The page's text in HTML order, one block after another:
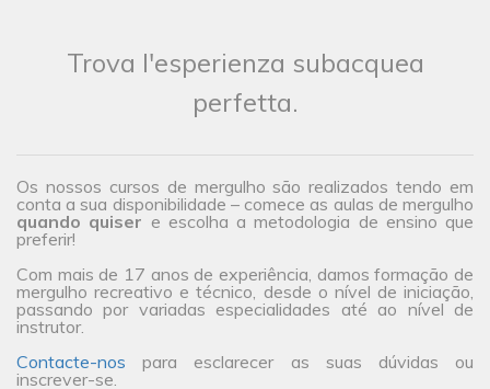
Trova l'esperienza subacquea
perfetta.
Os nossos cursos de mergulho são realizados tendo em
conta a sua disponibilidade – comece as aulas de mergulho
quando quiser e escolha a metodologia de ensino que
preferir!
Com mais de 17 anos de experiência, damos formação de
mergulho recreativo e técnico, desde o nível de iniciação,
passando por variadas especialidades até ao nível de
instrutor.
Contacte-nos para esclarecer as suas dúvidas ou
inscrever-se.